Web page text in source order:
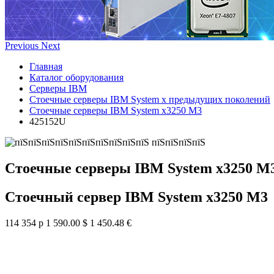
Previous Next
Главная
Каталог оборудования
Серверы IBM
Стоечные серверы IBM System x предыдущих поколений
Стоечные серверы IBM System x3250 M3
425152U
Стоечные серверы IBM System x3250
Стоечный сервер IBM System x3250 M3
114 354 р 1 590.00 $ 1 450.48 €